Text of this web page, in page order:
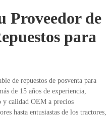
Proveedor de
para
de repuestos de posventa para
de 15 años de experiencia,
y calidad OEM a precios
hasta entusiastas de los tractores,